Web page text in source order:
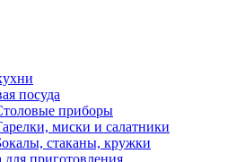
посуда
приборы
миски и салатники
стаканы, кружки